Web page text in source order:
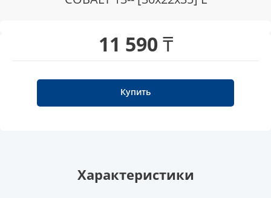
11 590 ₸
Купить
Характеристики